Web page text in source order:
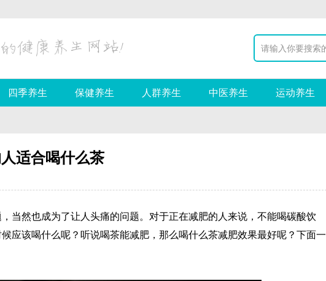
四季养生 保健养生 人群养生 中医养生 运动养生
适合喝什么茶
当然也成为了让人头痛的问题。对于正在减肥的人来说，不能喝碳酸饮
应该喝什么呢？听说喝茶能减肥，那么喝什么茶减肥效果最好呢？下面一